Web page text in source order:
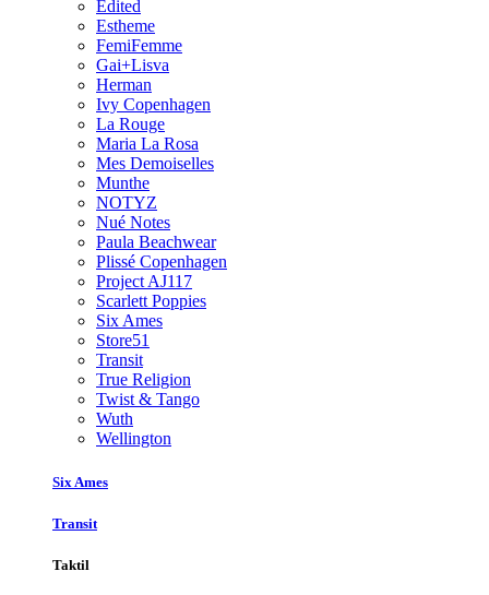
Edited
Estheme
FemiFemme
Gai+Lisva
Herman
Ivy Copenhagen
La Rouge
Maria La Rosa
Mes Demoiselles
Munthe
NOTYZ
Nué Notes
Paula Beachwear
Plissé Copenhagen
Project AJ117
Scarlett Poppies
Six Ames
Store51
Transit
True Religion
Twist & Tango
Wuth
Wellington
Six Ames
Transit
Taktil